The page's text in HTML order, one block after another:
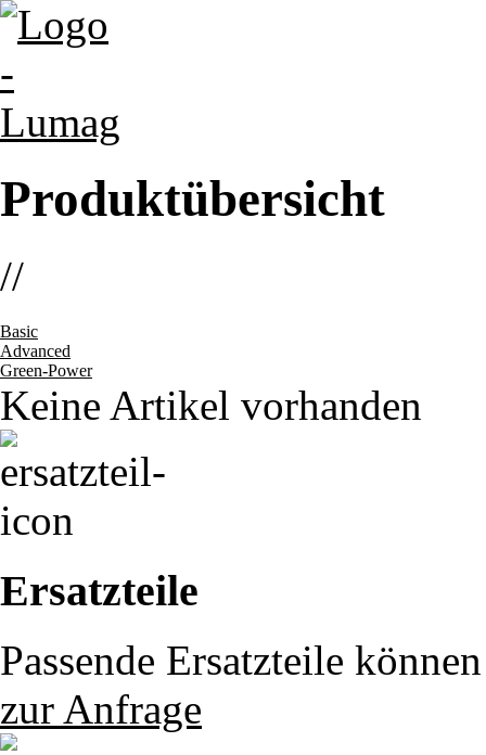
Produktübersicht
//
Basic
Advanced
Green-Power
Keine Artikel vorhanden
Ersatzteile
Passende Ersatzteile
zur Anfrage